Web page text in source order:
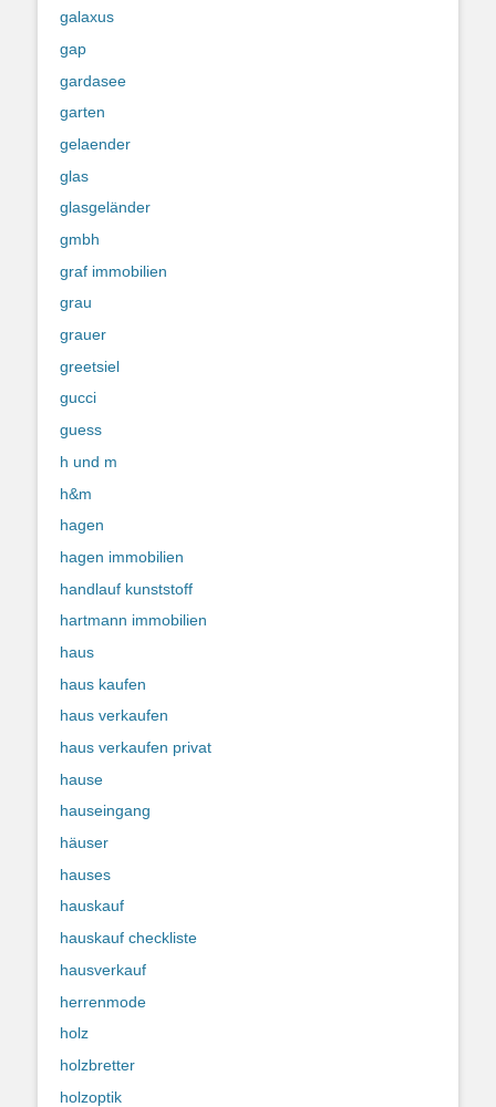
galaxus
gap
gardasee
garten
gelaender
glas
glasgeländer
gmbh
graf immobilien
grau
grauer
greetsiel
gucci
guess
h und m
h&m
hagen
hagen immobilien
handlauf kunststoff
hartmann immobilien
haus
haus kaufen
haus verkaufen
haus verkaufen privat
hause
hauseingang
häuser
hauses
hauskauf
hauskauf checkliste
hausverkauf
herrenmode
holz
holzbretter
holzoptik